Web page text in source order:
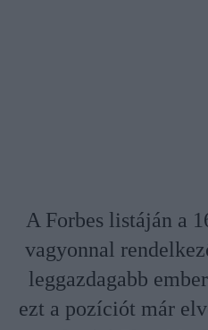
A Forbes listáján a
vagyonnal
leggazdagabb
ezt a pozíciót már